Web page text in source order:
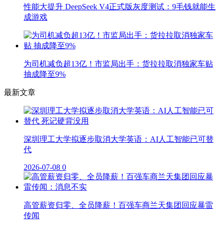
性能大提升 DeepSeek V4正式版灰度测试：9毛钱就能生
成游戏
为司机减负超13亿！市监局出手：货拉拉取消独家车贴
抽成降至9%
最新文章
深圳理工大学拟逐步取消大学英语：AI人工智能已可替
代
2026-07-08 0
高管薪资归零、全员降薪！百强车商兰天集团回应暴雷
传闻